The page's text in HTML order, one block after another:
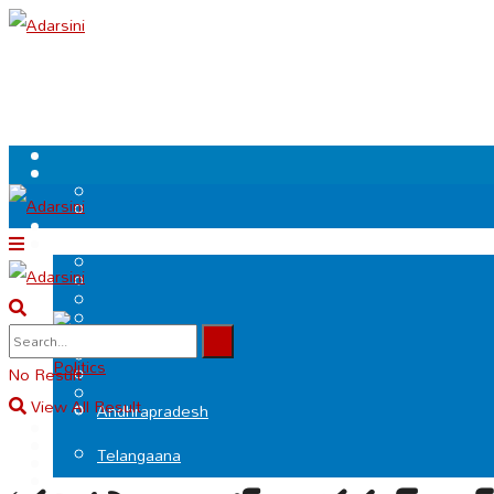
.
Politics
Andhrapradesh
Telangaana
No Result
View All Result